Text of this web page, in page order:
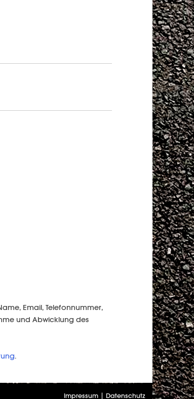
Email, Telefonnummer,
und Abwicklung des
.
Impressum| Datenschutz